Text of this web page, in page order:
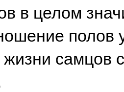
в целом
полов
жизни самцов